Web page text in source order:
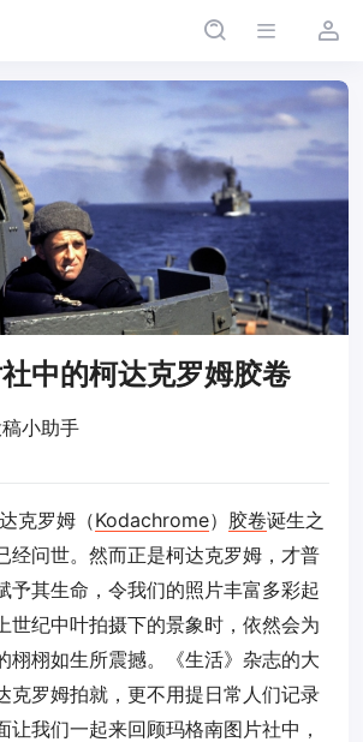
中的柯达克罗姆胶卷
小助手
克罗姆（Kodachrome） 胶卷诞生之
经问世。然而正是柯达克罗姆，才普
予其生命，令我们的照片丰富多彩起
世纪中叶拍摄下的景象时，依然会为
栩栩如生所震撼。
《生活》杂志的大
克罗姆拍就，更不用提日常人们记录
让我们一起来回顾玛格南图片社中，